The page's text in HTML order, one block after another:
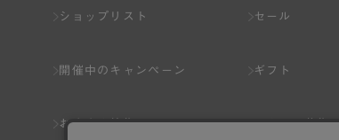
ショップリスト
開催中のキャンペーン
おすすめ特集
セール
ギフト
スタッフ募集